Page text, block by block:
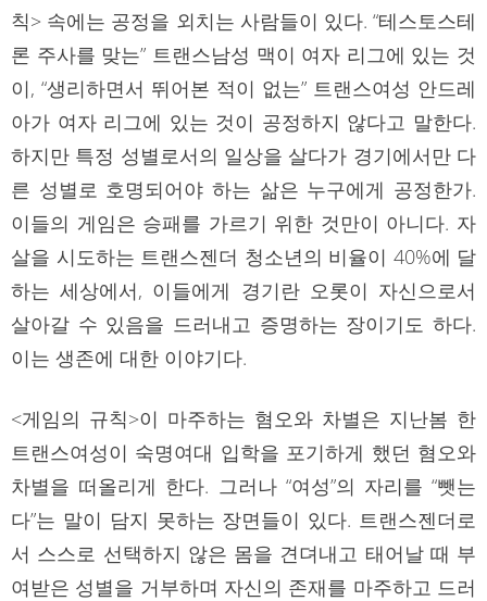
칙> 속에는 공정을 외치는 사람들이 있다. “테스토스테
론 주사를 맞는” 트랜스남성 맥이 여자 리그에 있는 것
이, “생리하면서 뛰어본 적이 없는” 트랜스여성 안드레
아가 여자 리그에 있는 것이 공정하지 않다고 말한다.
하지만 특정 성별로서의 일상을 살다가 경기에서만 다
른 성별로 호명되어야 하는 삶은 누구에게 공정한가.
이들의 게임은 승패를 가르기 위한 것만이 아니다. 자
살을 시도하는 트랜스젠더 청소년의 비율이 40%에 달
하는 세상에서, 이들에게 경기란 오롯이 자신으로서
살아갈 수 있음을 드러내고 증명하는 장이기도 하다.
이는 생존에 대한 이야기다.
<게임의 규칙>이 마주하는 혐오와 차별은 지난봄 한
트랜스여성이 숙명여대 입학을 포기하게 했던 혐오와
차별을 떠올리게 한다. 그러나 “여성”의 자리를 “뺏는
다”는 말이 담지 못하는 장면들이 있다. 트랜스젠더로
서 스스로 선택하지 않은 몸을 견뎌내고 태어날 때 부
여받은 성별을 거부하며 자신의 존재를 마주하고 드러